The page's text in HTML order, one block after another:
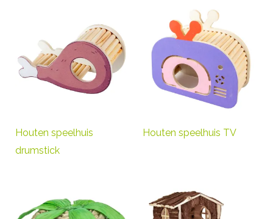
Houten speelhuis
drumstick
Houten speelhuis TV